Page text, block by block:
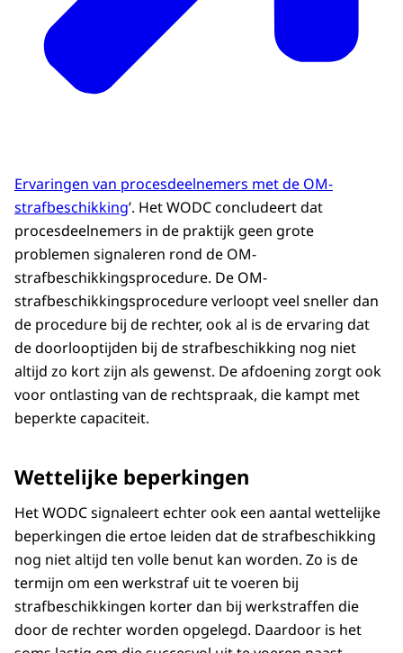
Ervaringen van procesdeelnemers met de OM-
strafbeschikking’. Het WODC concludeert dat
procesdeelnemers in de praktijk geen grote
problemen signaleren rond de OM-
strafbeschikkingsprocedure. De OM-
strafbeschikkingsprocedure verloopt veel sneller dan
de procedure bij de rechter, ook al is de ervaring dat
de doorlooptijden bij de strafbeschikking nog niet
altijd zo kort zijn als gewenst. De afdoening zorgt ook
voor ontlasting van de rechtspraak, die kampt met
beperkte capaciteit.
Wettelijke beperkingen
Het WODC signaleert echter ook een aantal wettelijke
beperkingen die ertoe leiden dat de strafbeschikking
nog niet altijd ten volle benut kan worden. Zo is de
termijn om een werkstraf uit te voeren bij
strafbeschikkingen korter dan bij werkstraffen die
door de rechter worden opgelegd. Daardoor is het